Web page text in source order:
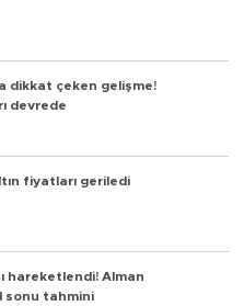
dikkat çeken gelişme!
devrede
fiyatları geriledi
hareketlendi! Alman
sonu tahmini